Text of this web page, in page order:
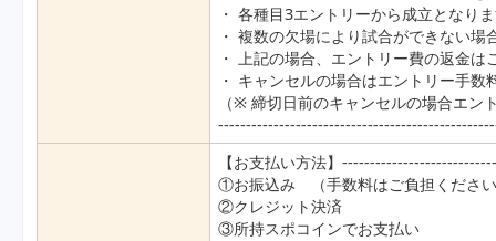
・ 各種目3エントリーから成立となり
・ 複数の欠場により試合ができない
・ 上記の場合、エントリー費の返金は
・ キャンセルの場合はエントリー手
（※ 締切日前のキャンセルの場合エン
【お支払い方法】
①お振込み （手数料はご負担くださ
②クレジット決済
③所持スポコインでお支払い